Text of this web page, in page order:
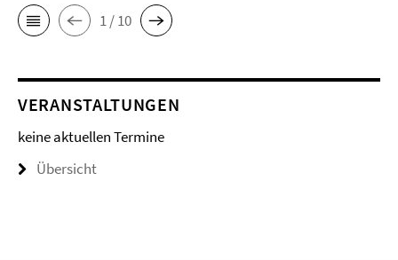
1 / 10
VERANSTALTUNGEN
keine aktuellen Termine
Übersicht